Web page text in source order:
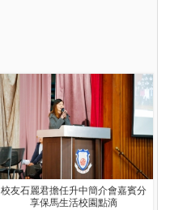
校友石麗君擔任升中簡介會嘉賓分
享保馬生活校園點滴